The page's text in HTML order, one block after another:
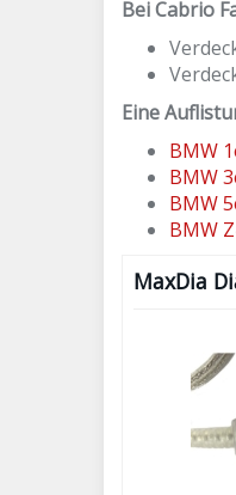
Bei Cabrio
Eine
BMW
BMW
BMW
BMW
MaxDia